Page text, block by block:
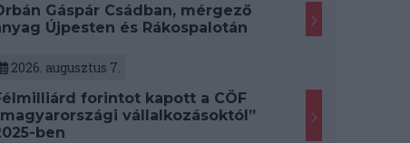
Gáspár Csádban, mérgező
Újpesten és Rákospalotán
2026. augusztus 7.
forintot kapott a CÖF
vállalkozásoktól”
ben